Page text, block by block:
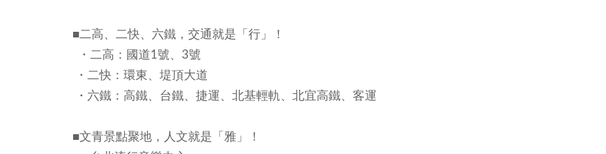
■二高、二快、六鐵，交通就是「行」！
・二高：國道1號、3號
・二快：環東、堤頂大道
・六鐵：高鐵、台鐵、捷運、北基輕軌、北宜高鐵、客運
■文青景點聚地，人文就是「雅」！